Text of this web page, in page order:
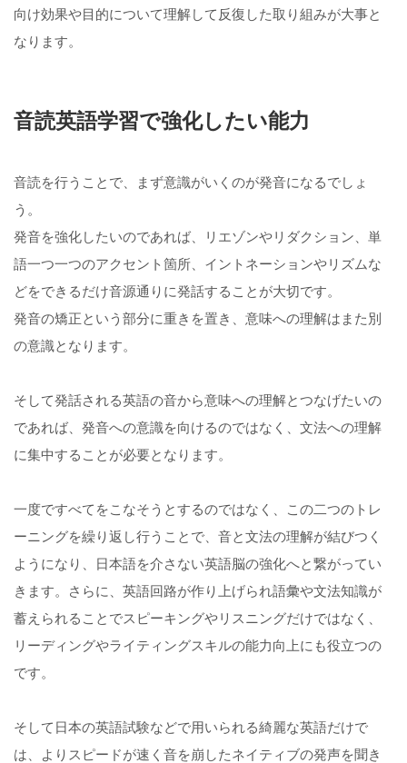
向け効果や目的について理解して反復した取り組みが大事と
なります。
音読英語学習で強化したい能力
音読を行うことで、まず意識がいくのが発音になるでしょ
う。
発音を強化したいのであれば、リエゾンやリダクション、単
語一つ一つのアクセント箇所、イントネーションやリズムな
どをできるだけ音源通りに発話することが大切です。
発音の矯正という部分に重きを置き、意味への理解はまた別
の意識となります。
そして発話される英語の音から意味への理解とつなげたいの
であれば、発音への意識を向けるのではなく、文法への理解
に集中することが必要となります。
一度ですべてをこなそうとするのではなく、この二つのトレ
ーニングを繰り返し行うことで、音と文法の理解が結びつく
ようになり、日本語を介さない英語脳の強化へと繋がってい
きます。さらに、英語回路が作り上げられ語彙や文法知識が
蓄えられることでスピーキングやリスニングだけではなく、
リーディングやライティングスキルの能力向上にも役立つの
です。
そして日本の英語試験などで用いられる綺麗な英語だけで
は、よりスピードが速く音を崩したネイティブの発声を聞き